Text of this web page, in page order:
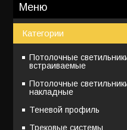
Категории
Потолочные
встраиваемые
Потолочные
накладные
Теневой профиль
Трековые системы